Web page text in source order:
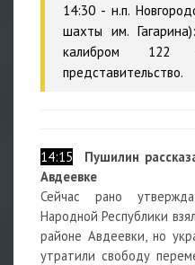
14:30 - н.п.
шахты им.
калибром
представительство.
14:15
Пушилин
Авдеевке
Сейчас рано
Народной Республики
районе Авдеевки, но
утратили свободу